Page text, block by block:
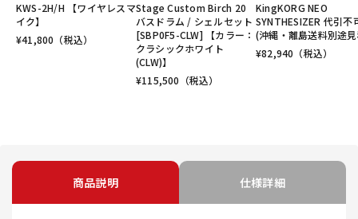
KWS-2H/H 【ワイヤレスマ
イク】
¥41,800 （税込）
Stage Custom Birch 20
バスドラム / シェルセット
[SBP0F5-CLW] 【カラー：
クラシックホワイト
(CLW)】
¥115,500 （税込）
KingKORG NEO
SYNTHESIZER 代引不
(沖縄・離島送料別途
¥82,940 （税込）
商品説明 仕様詳細